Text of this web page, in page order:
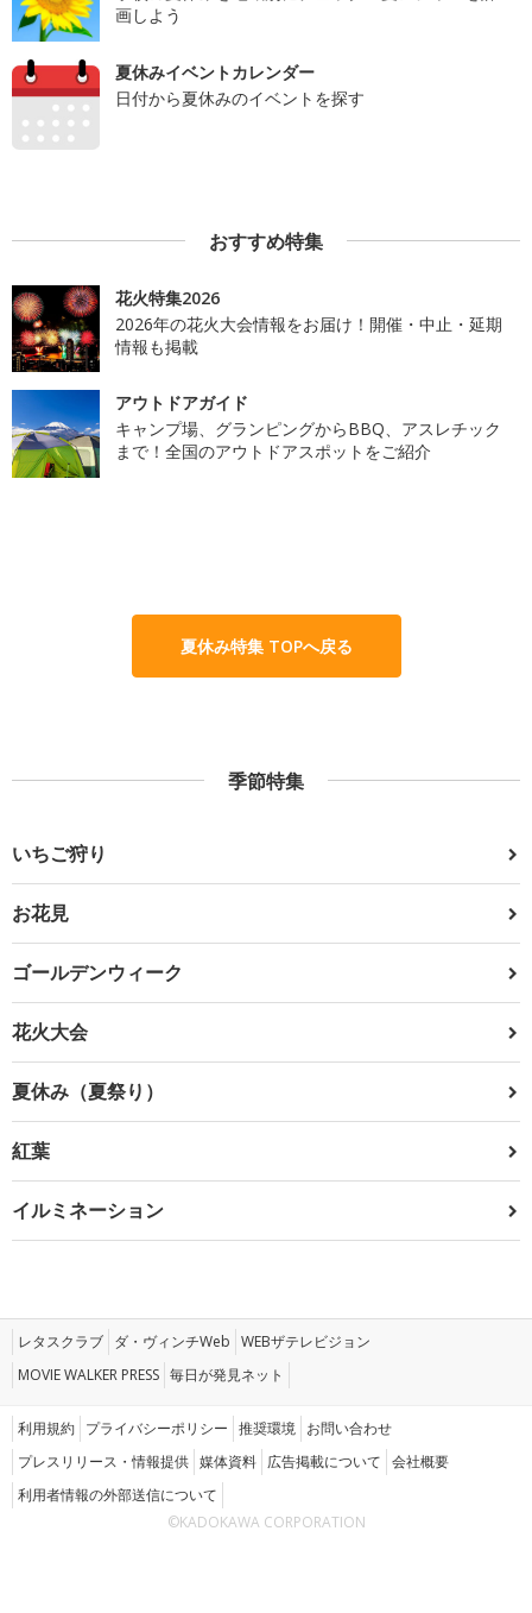
画しよう
夏休みイベントカレンダー
日付から夏休みのイベントを探す
おすすめ特集
花火特集2026
2026年の花火大会情報をお届け！開催・中止・延期
情報も掲載
アウトドアガイド
キャンプ場、グランピングからBBQ、アスレチック
まで！全国のアウトドアスポットをご紹介
夏休み特集 TOPへ戻る
季節特集
いちご狩り
お花見
ゴールデンウィーク
花火大会
夏休み（夏祭り）
紅葉
イルミネーション
レタスクラブ ダ・ヴィンチWeb WEBザテレビジョン
MOVIE WALKER PRESS 毎日が発見ネット
利用規約 プライバシーポリシー 推奨環境 お問い合わせ
プレスリリース・情報提供 媒体資料 広告掲載について 会社概要
利用者情報の外部送信について
©KADOKAWA CORPORATION